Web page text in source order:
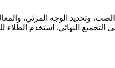
التجميع النهائي. استخدم الطلاء